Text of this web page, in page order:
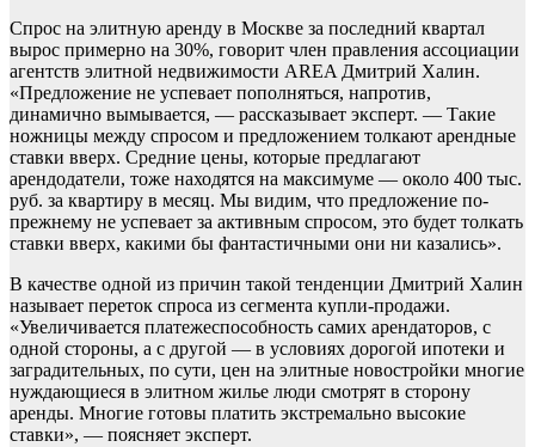
Спрос на элитную аренду в Москве за последний квартал
вырос примерно на 30%, говорит член правления ассоциации
агентств элитной недвижимости AREA Дмитрий Халин.
«Предложение не успевает пополняться, напротив,
динамично вымывается, — рассказывает эксперт. — Такие
ножницы между спросом и предложением толкают арендные
ставки вверх. Средние цены, которые предлагают
арендодатели, тоже находятся на максимуме — около 400 тыс.
руб. за квартиру в месяц. Мы видим, что предложение по-
прежнему не успевает за активным спросом, это будет толкать
ставки вверх, какими бы фантастичными они ни казались».
В качестве одной из причин такой тенденции Дмитрий Халин
называет переток спроса из сегмента купли-продажи.
«Увеличивается платежеспособность самих арендаторов, с
одной стороны, а с другой — в условиях дорогой ипотеки и
заградительных, по сути, цен на элитные новостройки многие
нуждающиеся в элитном жилье люди смотрят в сторону
аренды. Многие готовы платить экстремально высокие
ставки», — поясняет эксперт.